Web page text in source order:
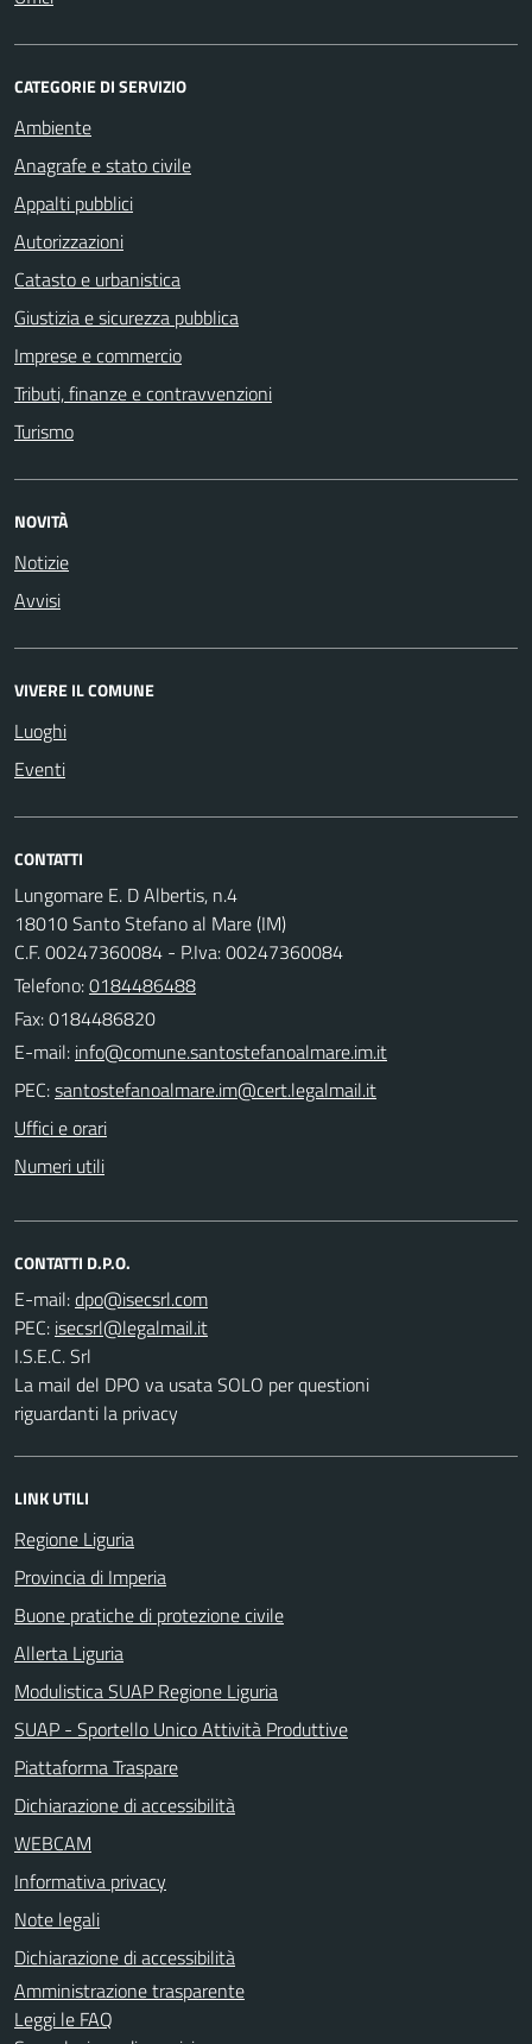
CATEGORIE DI SERVIZIO
Ambiente
Anagrafe e stato civile
Appalti pubblici
Autorizzazioni
Catasto e urbanistica
Giustizia e sicurezza pubblica
Imprese e commercio
Tributi, finanze e contravvenzioni
Turismo
NOVITÀ
Notizie
Avvisi
VIVERE IL COMUNE
Luoghi
Eventi
CONTATTI
Lungomare E. D Albertis, n.4
18010 Santo Stefano al Mare (IM)
C.F. 00247360084 - P.Iva: 00247360084
Telefono:0184486488
Fax: 0184486820
E-mail:
PEC:
Uffici e orari
Numeri utili
CONTATTI D.P.O.
E-mail:
PEC:
I.S.E.C. Srl
La mail del DPO va usata SOLO per questioni
riguardanti la privacy
LINK UTILI
Regione Liguria
Provincia di Imperia
Buone pratiche di protezione civile
Allerta Liguria
Modulistica SUAP Regione Liguria
SUAP - Sportello Unico Attività Produttive
Piattaforma Traspare
Dichiarazione di accessibilità
WEBCAM
Informativa privacy
Note legali
Dichiarazione di accessibilità
Amministrazione trasparente
Leggi le FAQ